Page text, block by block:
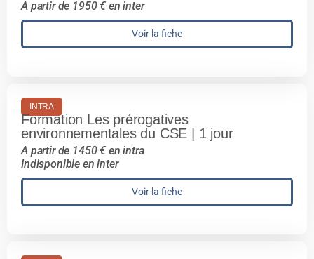
A partir de 1950 € en inter
Voir la fiche
INTRA
Formation Les prérogatives
environnementales du CSE | 1 jour
A partir de 1450 € en intra
Indisponible en inter
Voir la fiche